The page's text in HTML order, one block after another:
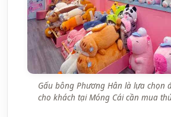
Gấu bông Phương Hân là lựa chọn
cho khách tại Móng Cái cần mua